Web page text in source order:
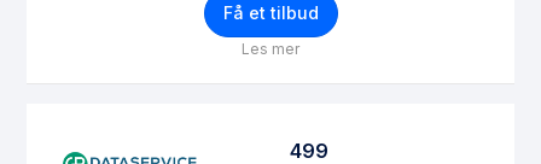
Få et tilbud
Les mer
499